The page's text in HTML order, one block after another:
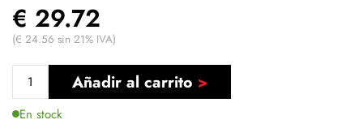
€ 29.72
(€ 24.56 sin 21% IVA)
Añadir al carrito
En stock